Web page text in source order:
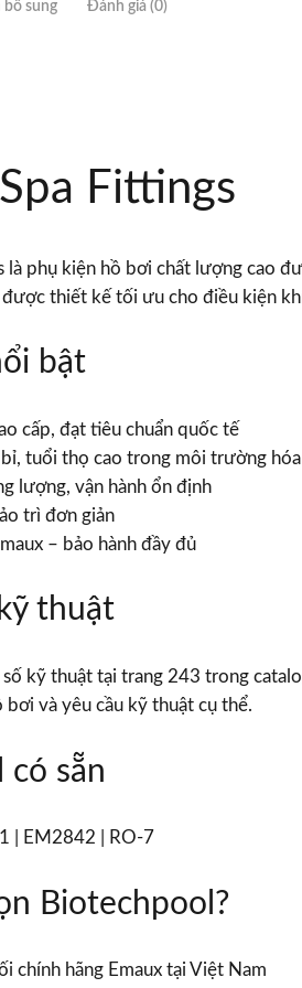
bổ sung Đánh giá (0)
Fittings
là phụ kiện hồ bơi chất lượng cao
được thiết kế tối ưu cho điều kiện
bật
cấp, đạt tiêu chuẩn quốc tế
tuổi thọ cao trong môi trường
lượng, vận hành ổn định
trì đơn giản
– bảo hành đầy đủ
thuật
kỹ thuật tại trang 243 trong
và yêu cầu kỹ thuật cụ thể.
có sẵn
| EM2842 | RO-7
Biotechpool?
chính hãng Emaux tại Việt Nam